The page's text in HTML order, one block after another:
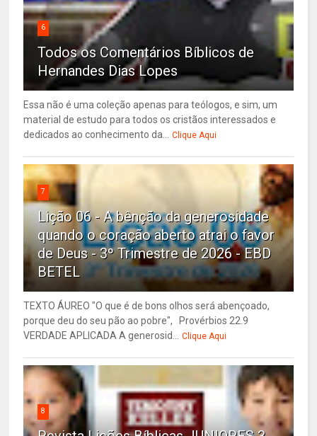
6
Todos os Comentários Bíblicos de
Hernandes Dias Lopes
Essa não é uma coleção apenas para teólogos, e sim, um
material de estudo para todos os cristãos interessados e
dedicados ao conhecimento da... Clique Aqui
7
Lição 06 - A bênção da generosidade
quando o coração aberto atrai o favor
de Deus - 3º Trimestre de 2026 - EBD
BETEL
TEXTO ÁUREO "O que é de bons olhos será abençoado,
porque deu do seu pão ao pobre", Provérbios 22.9
VERDADE APLICADA A generosid... Clique Aqui
8